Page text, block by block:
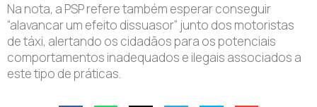
Na nota, a PSP refere também esperar conseguir
“alavancar um efeito dissuasor” junto dos motoristas
de táxi, alertando os cidadãos para os potenciais
comportamentos inadequados e ilegais associados a
este tipo de práticas.